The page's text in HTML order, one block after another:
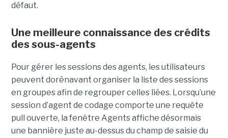
défaut.
Une meilleure connaissance des crédits
des sous-agents
Pour gérer les sessions des agents, les utilisateurs
peuvent dorénavant organiser la liste des sessions
en groupes afin de regrouper celles liées. Lorsqu’une
session d’agent de codage comporte une requête
pull ouverte, la fenêtre Agents affiche désormais
une bannière juste au-dessus du champ de saisie du